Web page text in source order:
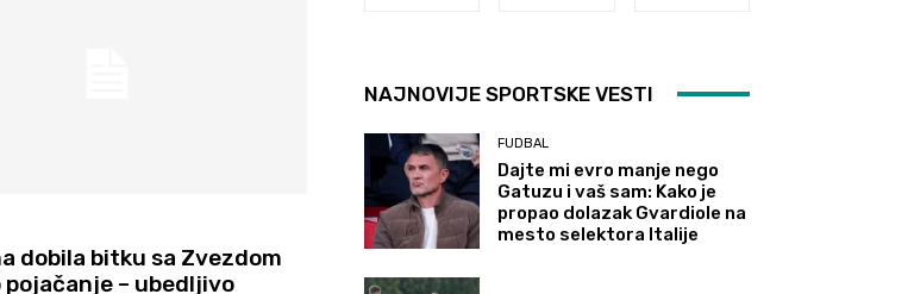
dobila bitku sa Zvezdom
pojačanje – ubedljivo
NAJNOVIJE SPORTSKE VESTI
FUDBAL
Dajte mi evro manje nego
Gatuzu i vaš sam: Kako je
propao dolazak Gvardiole na
mesto selektora Italije